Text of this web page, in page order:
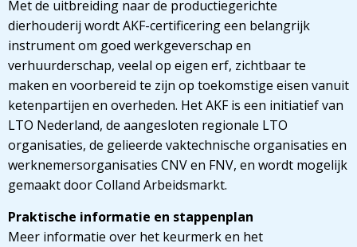
Met de uitbreiding naar de productiegerichte
dierhouderij wordt AKF-certificering een belangrijk
instrument om goed werkgeverschap en
verhuurderschap, veelal op eigen erf, zichtbaar te
maken en voorbereid te zijn op toekomstige eisen vanuit
ketenpartijen en overheden. Het AKF is een initiatief van
LTO Nederland, de aangesloten regionale LTO
organisaties, de gelieerde vaktechnische organisaties en
werknemersorganisaties CNV en FNV, en wordt mogelijk
gemaakt door Colland Arbeidsmarkt.
Praktische informatie en stappenplan
Meer informatie over het keurmerk en het